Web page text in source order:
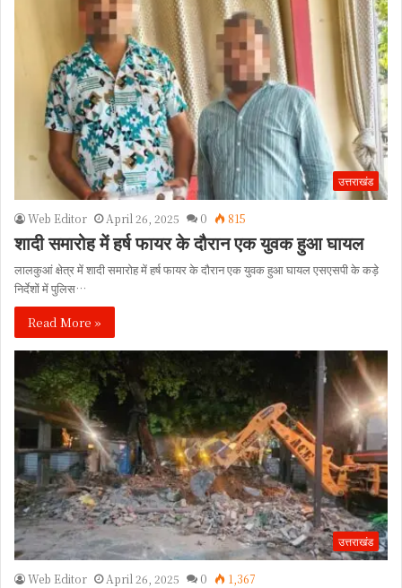
उत्तराखंड
Web Editor April 26, 2025 0 815
शादी समारोह में हर्ष फायर के दौरान एक युवक हुआ घायल
लालकुआं क्षेत्र में शादी समारोह में हर्ष फायर के दौरान एक युवक हुआ घायल एसएसपी के कड़े
निर्देशों में पुलिस…
Read More »
उत्तराखंड
Web Editor April 26, 2025 0 1,367